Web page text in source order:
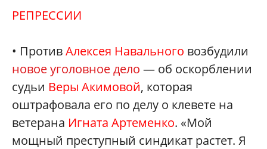
РЕПРЕССИИ
• ПротивАлексея Навального возбудили
новое уголовное дело — об оскорблении
судьи Веры Акимовой, которая
оштрафовала его по делу о клевете на
ветерана Игната Артеменко. «Мой
мощный преступный синдикат растет. Я